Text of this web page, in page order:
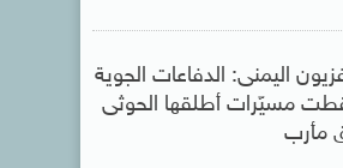
اليمنى: الدفاعات الجوية
مسيّرات أطلقها الحوثى
مأرب